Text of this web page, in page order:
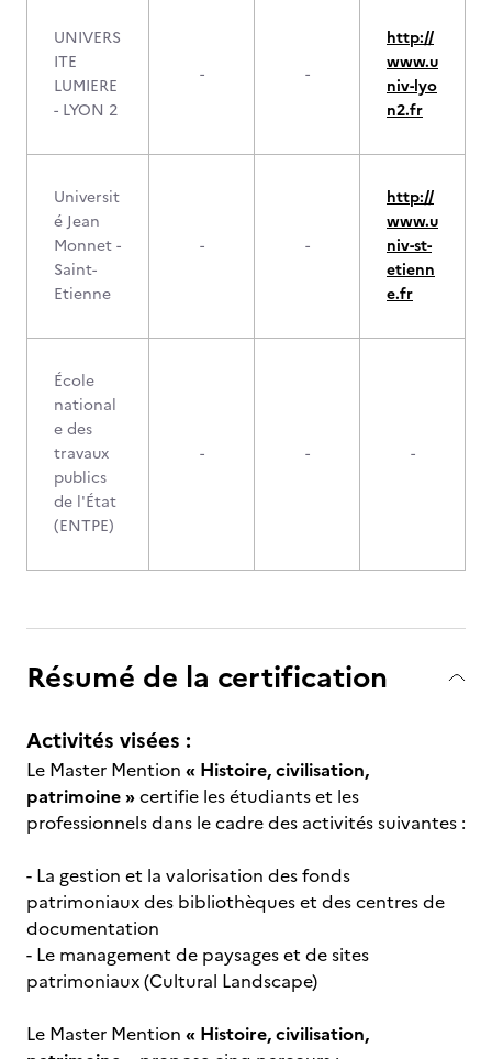
UNIVERS
ITE
LUMIERE
- LYON 2
- -
http://
www.u
niv-lyo
n2.fr
Universit
é Jean
Monnet -
Saint-
Etienne
- -
http://
www.u
niv-st-
etienn
e.fr
École
national
e des
travaux
publics
de l'État
(ENTPE)
- - -
Résumé de la certification
Activités visées :
Le Master Mention « Histoire, civilisation,
patrimoine »certifie les étudiants et les
professionnels dans le cadre des activités suivantes :
- La gestion et la valorisation des fonds
patrimoniaux des bibliothèques et des centres de
documentation
- Le management de paysages et de sites
patrimoniaux (Cultural Landscape)
Le Master Mention « Histoire, civilisation,